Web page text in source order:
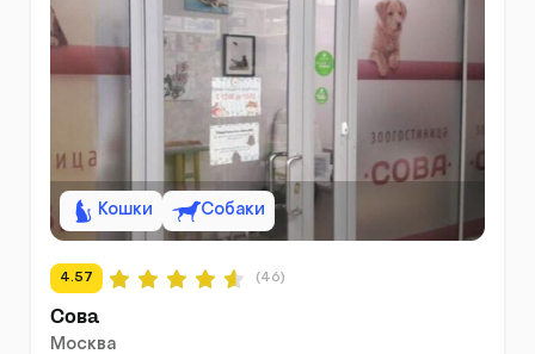
Кошки Собаки
4.57 (46)
Сова
Москва